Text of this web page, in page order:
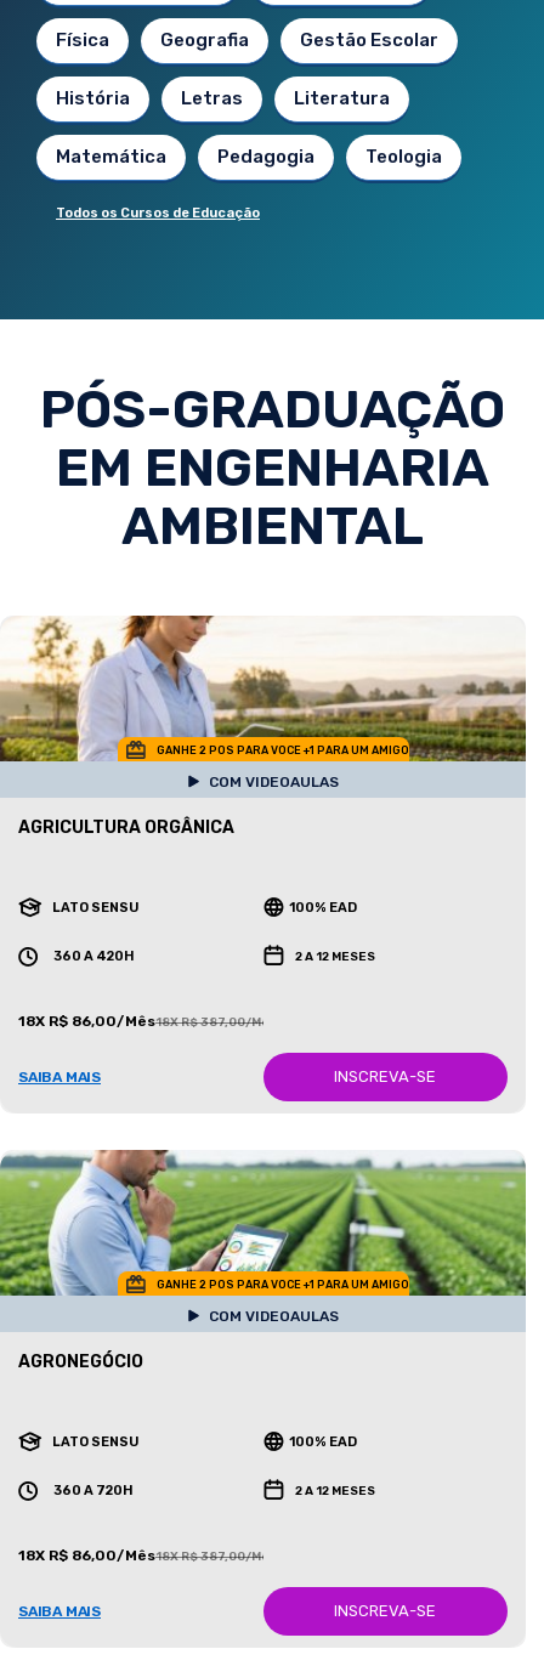
Física Geografia Gestão Escolar
História Letras Literatura
Matemática Pedagogia Teologia
Todos os Cursos de Educação
PÓS-GRADUAÇÃO
EM ENGENHARIA
AMBIENTAL
GANHE 2 POS PARA VOCE +1 PARA UM AMIGO
COM VIDEOAULAS
AGRICULTURA ORGÂNICA
LATO SENSU 100% EAD
360 A 420H 2 A 12 MESES
18X R$ 86,00/Mês18X R$ 387,00/Mês
SAIBA MAIS INSCREVA-SE
GANHE 2 POS PARA VOCE +1 PARA UM AMIGO
COM VIDEOAULAS
AGRONEGÓCIO
LATO SENSU 100% EAD
360 A 720H 2 A 12 MESES
18X R$ 86,00/Mês18X R$ 387,00/Mês
SAIBA MAIS INSCREVA-SE